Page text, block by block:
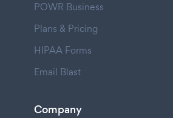
POWR Business
Plans & Pricing
HIPAA Forms
Email Blast
Company